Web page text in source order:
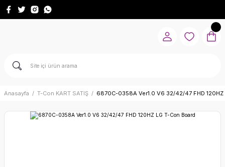
Anasayfa T-Con KART SATIŞ 6870C-0358A Ver1.0 V6 32/42/47 FHD 120HZ